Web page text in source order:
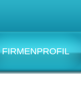
FIRMENPROFIL